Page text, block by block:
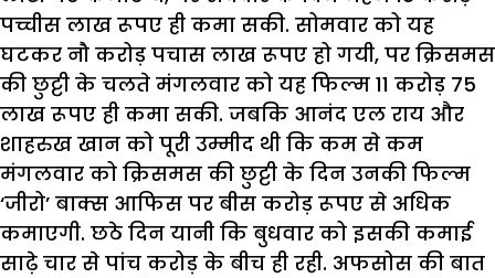
पच्चीस लाख रूपए ही कमा सकी. सोमवार को यह
घटकर नौ करोड़ पचास लाख रूपए हो गयी, पर क्रिसमस
की छुट्टी के चलते मंगलवार को यह फिल्म 11 करोड़ 75
लाख रूपए ही कमा सकी. जबकि आनंद एल राय और
शाहरुख खान को पूरी उम्मीद थी कि कम से कम
मंगलवार को क्रिसमस की छुट्टी के दिन उनकी फिल्म
‘जीरो’ बाक्स आफिस पर बीस करोड़ रूपए से अधिक
कमाएगी. छठे दिन यानी कि बुधवार को इसकी कमाई
साढ़े चार से पांच करोड़ के बीच ही रही. अफसोस की बात